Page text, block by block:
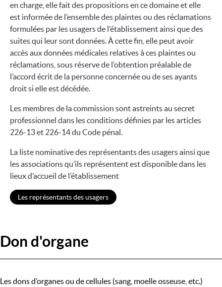
en charge, elle fait des propositions en ce domaine et elle
est informée de l’ensemble des plaintes ou des réclamations
formulées par les usagers de l’établissement ainsi que des
suites qui leur sont données. À cette fin, elle peut avoir
accès aux données médicales relatives à ces plaintes ou
réclamations, sous réserve de l’obtention préalable de
l’accord écrit de la personne concernée ou de ses ayants
droit si elle est décédée.
Les membres de la commission sont astreints au secret
professionnel dans les conditions définies par les articles
226-13 et 226-14 du Code pénal.
La liste nominative des représentants des usagers ainsi que
les associations qu’ils représentent est disponible dans les
lieux d’accueil de l’établissement
Les représentants des usagers
Don d'organe
Les dons d’organes ou de cellules (sang, moelle osseuse, etc.)